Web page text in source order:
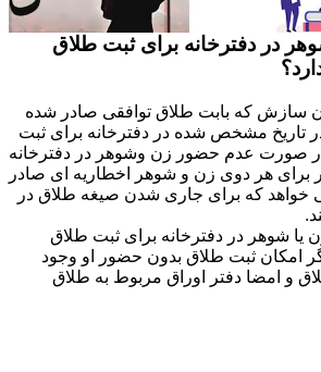
در دفترخانه برای ثبت طلاق
سازش که بابت طلاق توافقی صادر شده
تاریخ مشخص شده در دفترخانه برای ثبت
صورت عدم حضور زن وشوهر در دفترخانه
برای هر دوی زن و شوهر اخطاریه ای صادر
خواهد که برای جاری شدن صیغه طلاق در
یا شوهر در دفترخانه برای ثبت طلاق
امکان ثبت طلاق بدون حضور او وجود
و امضا دفتر اوراق مربوط به طلاق